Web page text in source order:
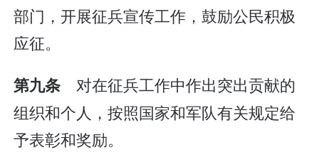
部门，开展征兵宣传工作，鼓励公民积极
应征。
第九条 对在征兵工作中作出突出贡献的
组织和个人，按照国家和军队有关规定给
予表彰和奖励。